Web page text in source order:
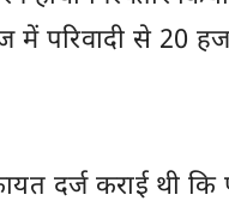
में परिवादी से 20
दर्ज कराई थी कि